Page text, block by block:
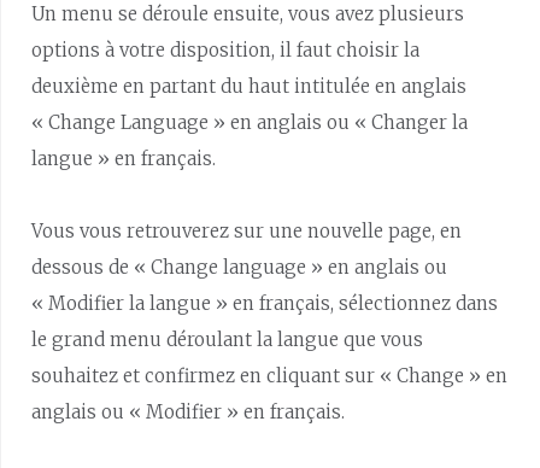
Un menu se déroule ensuite, vous avez plusieurs
options à votre disposition, il faut choisir la
deuxième en partant du haut intitulée en anglais
« Change Language » en anglais ou « Changer la
langue » en français.
Vous vous retrouverez sur une nouvelle page, en
dessous de « Change language » en anglais ou
« Modifier la langue » en français, sélectionnez dans
le grand menu déroulant la langue que vous
souhaitez et confirmez en cliquant sur « Change » en
anglais ou « Modifier » en français.